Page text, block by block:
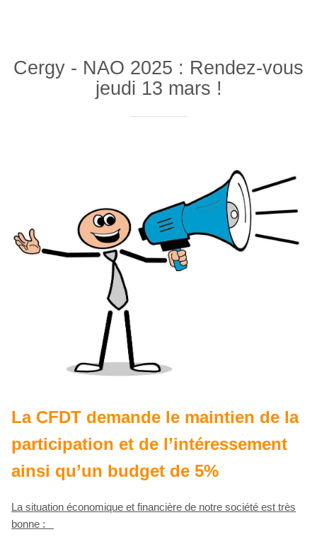
Cergy - NAO 2025 : Rendez-vous
jeudi 13 mars !
La CFDT demande le maintien de la
participation et de l’intéressement
ainsi qu’un budget de 5%
La situation économique et financière de notre société est très
bonne :